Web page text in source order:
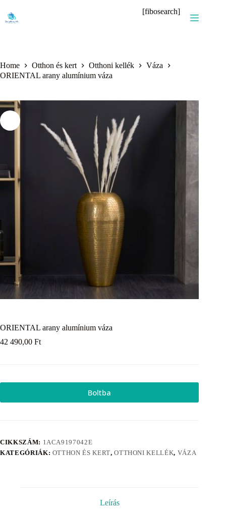
content
[fibosearch]
Home Otthon és kert Otthoni kellék
Váza
ORIENTAL arany alumínium váza
ORIENTAL arany alumínium váza
42 490,00 Ft
Boltba
CIKKSZÁM: 1ACA9197042E
KATEGÓRIÁK: OTTHON ÉS KERT,OTTHONI KELLÉK, VÁZA
Leírás